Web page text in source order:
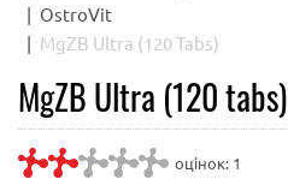
OstroVit
MgZB Ultra (120 Tabs)
MgZB Ultra (120 tabs)
оцінок: 1